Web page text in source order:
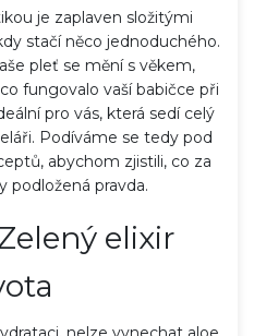
je zaplaven složitými
stačí něco jednoduchého.
pleť se mění s věkem,
fungovalo vaší babičce při
pro vás, která sedí celý
Podíváme se tedy pod
abychom zjistili, co za
podložená pravda.
elixir